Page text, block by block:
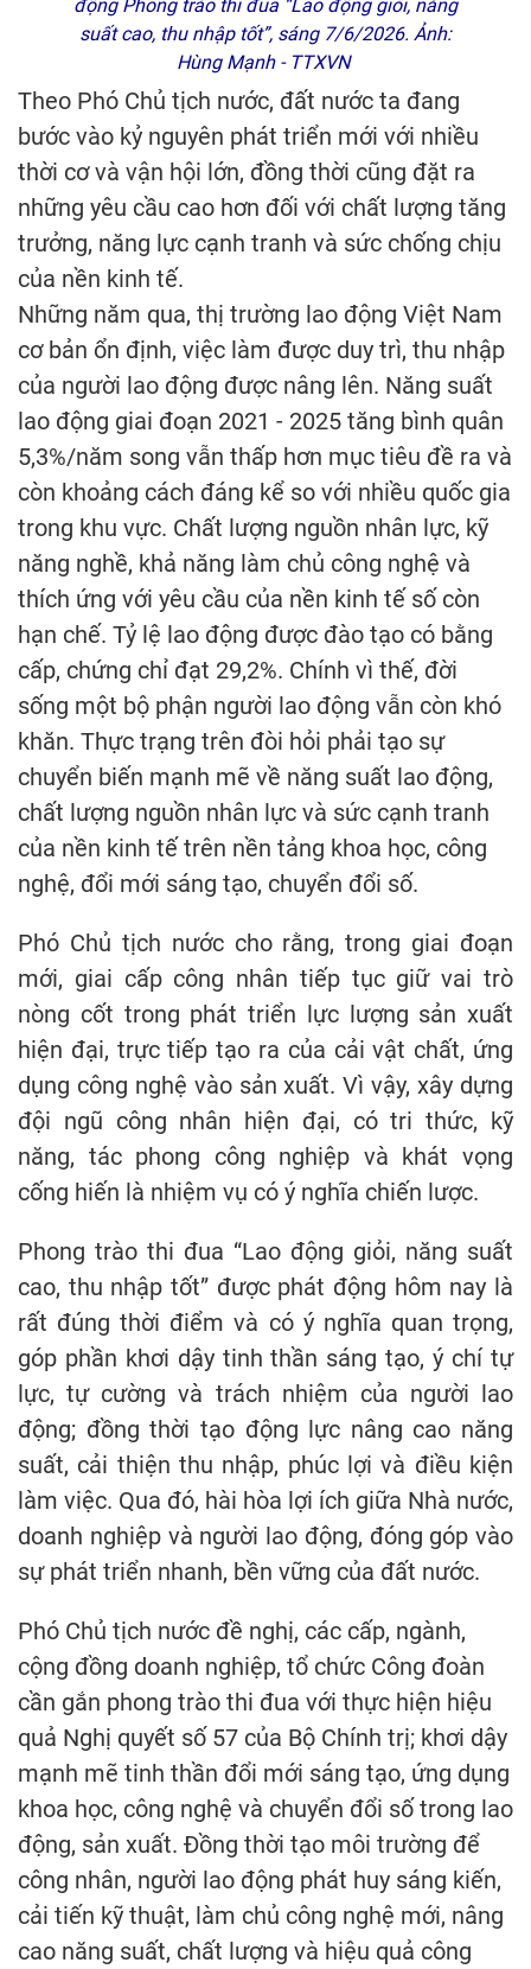
động Phong trào thi đua “Lao động giỏi, năng
suất cao, thu nhập tốt”, sáng 7/6/2026. Ảnh:
Hùng Mạnh - TTXVN
Theo Phó Chủ tịch nước, đất nước ta đang
bước vào kỷ nguyên phát triển mới với nhiều
thời cơ và vận hội lớn, đồng thời cũng đặt ra
những yêu cầu cao hơn đối với chất lượng tăng
trưởng, năng lực cạnh tranh và sức chống chịu
của nền kinh tế.
Những năm qua, thị trường lao động Việt Nam
cơ bản ổn định, việc làm được duy trì, thu nhập
của người lao động được nâng lên. Năng suất
lao động giai đoạn 2021 - 2025 tăng bình quân
5,3%/năm song vẫn thấp hơn mục tiêu đề ra và
còn khoảng cách đáng kể so với nhiều quốc gia
trong khu vực. Chất lượng nguồn nhân lực, kỹ
năng nghề, khả năng làm chủ công nghệ và
thích ứng với yêu cầu của nền kinh tế số còn
hạn chế. Tỷ lệ lao động được đào tạo có bằng
cấp, chứng chỉ đạt 29,2%. Chính vì thế, đời
sống một bộ phận người lao động vẫn còn khó
khăn. Thực trạng trên đòi hỏi phải tạo sự
chuyển biến mạnh mẽ về năng suất lao động,
chất lượng nguồn nhân lực và sức cạnh tranh
của nền kinh tế trên nền tảng khoa học, công
nghệ, đổi mới sáng tạo, chuyển đổi số.
Phó Chủ tịch nước cho rằng, trong giai đoạn
mới, giai cấp công nhân tiếp tục giữ vai trò
nòng cốt trong phát triển lực lượng sản xuất
hiện đại, trực tiếp tạo ra của cải vật chất, ứng
dụng công nghệ vào sản xuất. Vì vậy, xây dựng
đội ngũ công nhân hiện đại, có tri thức, kỹ
năng, tác phong công nghiệp và khát vọng
cống hiến là nhiệm vụ có ý nghĩa chiến lược.
Phong trào thi đua “Lao động giỏi, năng suất
cao, thu nhập tốt” được phát động hôm nay là
rất đúng thời điểm và có ý nghĩa quan trọng,
góp phần khơi dậy tinh thần sáng tạo, ý chí tự
lực, tự cường và trách nhiệm của người lao
động; đồng thời tạo động lực nâng cao năng
suất, cải thiện thu nhập, phúc lợi và điều kiện
làm việc. Qua đó, hài hòa lợi ích giữa Nhà nước,
doanh nghiệp và người lao động, đóng góp vào
sự phát triển nhanh, bền vững của đất nước.
Phó Chủ tịch nước đề nghị, các cấp, ngành,
cộng đồng doanh nghiệp, tổ chức Công đoàn
cần gắn phong trào thi đua với thực hiện hiệu
quả Nghị quyết số 57 của Bộ Chính trị; khơi dậy
mạnh mẽ tinh thần đổi mới sáng tạo, ứng dụng
khoa học, công nghệ và chuyển đổi số trong lao
động, sản xuất. Đồng thời tạo môi trường để
công nhân, người lao động phát huy sáng kiến,
cải tiến kỹ thuật, làm chủ công nghệ mới, nâng
cao năng suất, chất lượng và hiệu quả công